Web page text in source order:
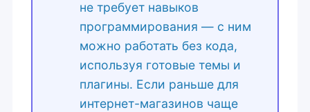
не требует навыков
программирования — с ним
можно работать без кода,
используя готовые темы и
плагины. Если раньше для
интернет-магазинов чаще